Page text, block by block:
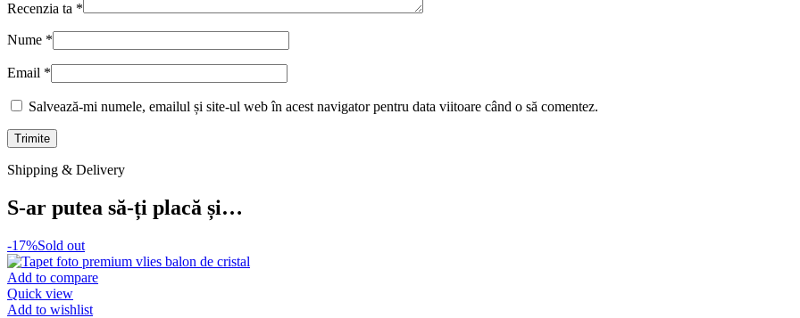
Recenzia ta *
Nume *
Email *
Salvează-mi numele, emailul și site-ul web în acest navigator pentru data viitoare când o să comentez.
Shipping & Delivery
S-ar putea să-ți placă și…
-17%Sold out
Add to compare
Quick view
Add to wishlist